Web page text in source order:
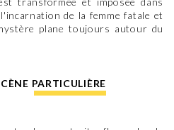
de la femme fatale et
plane toujours autour du
PARTICULIÈRE